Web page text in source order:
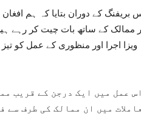
بریفنگ کے دوران بتایا کہ ہم
ممالک کے ساتھ بات چیت کر رہے
اجرا اور منظوری کے عمل کو تیز
عمل میں ایک درجن کے قریب
میں ان ممالک کی طرف سے